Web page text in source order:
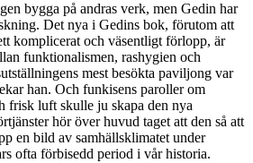
bygga på andras verk, men Gedin har
Det nya i Gedins bok, förutom att
komplicerat och väsentligt förlopp, är
funktionalismen, rashygien och
mest besökta paviljong var
han. Och funkisens paroller om
frisk luft skulle ju skapa den nya
hör över huvud taget att den så att
en bild av samhällsklimatet under
ofta förbisedd period i vår historia.